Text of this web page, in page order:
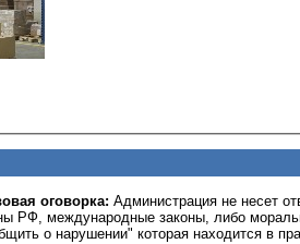
оговорка: Администрация не несет
РФ, международные законы, либо
о нарушении" которая находится в